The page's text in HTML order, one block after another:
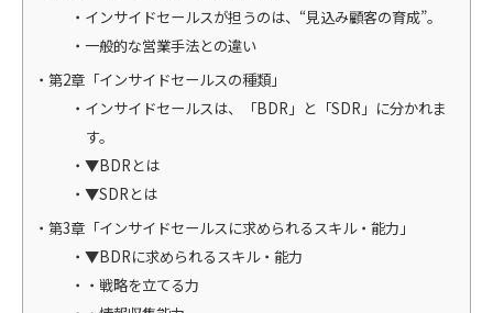
インサイドセールスが担うのは、“見込み顧客の育成”。
一般的な営業手法との違い
第2章「インサイドセールスの種類」
インサイドセールスは、「BDR」と「SDR」に分かれま
す。
▼BDRとは
▼SDRとは
第3章「インサイドセールスに求められるスキル・能力」
▼BDRに求められるスキル・能力
・戦略を立てる力